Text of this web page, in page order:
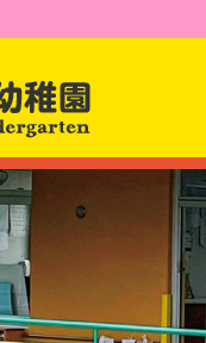
お知らせ
て